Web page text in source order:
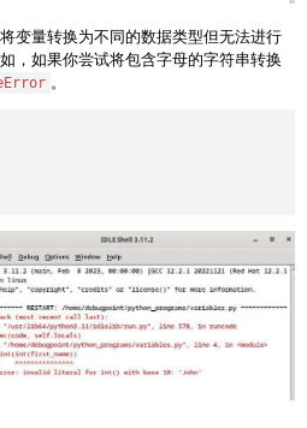
变量转换为不同的数据类型但无法进行
，如果你尝试将包含字母的字符串转换
。